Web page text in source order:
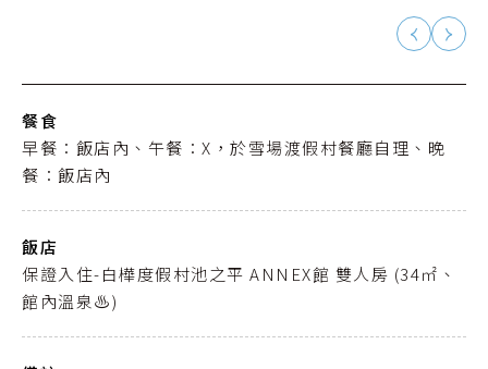
餐食
早餐：飯店內、午餐：X，於雪場渡假村餐廳自理、晚
餐：飯店內
飯店
保證入住-白樺度假村池之平 ANNEX館 雙人房 (34㎡、
館內溫泉♨️)